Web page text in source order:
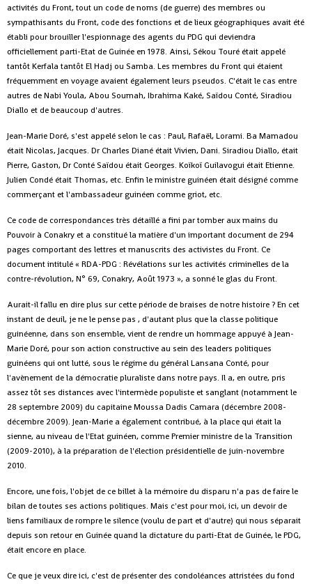
activités du Front, tout un code de noms (de guerre) des membres ou
sympathisants du Front, code des fonctions et de lieux géographiques avait été
établi pour brouiller l'espionnage des agents du PDG qui deviendra
officiellement parti-Etat de Guinée en 1978. Ainsi, Sékou Touré était appelé
tantôt Kerfala tantôt El Hadj ou Samba. Les membres du Front qui étaient
fréquemment en voyage avaient également leurs pseudos. C'était le cas entre
autres de Nabi Youla, Abou Soumah, Ibrahima Kaké, Saïdou Conté, Siradiou
Diallo et de beaucoup d'autres.
Jean-Marie Doré, s'est appelé selon le cas : Paul, Rafaël, Lorami. Ba Mamadou
était Nicolas, Jacques. Dr Charles Diané était Vivien, Dani. Siradiou Diallo, était
Pierre, Gaston, Dr Conté Saïdou était Georges. Koïkoï Guilavogui était Etienne.
Julien Condé était Thomas, etc. Enfin le ministre guinéen était désigné comme
commerçant et l'ambassadeur guinéen comme griot, etc.
Ce code de correspondances très détaillé a fini par tomber aux mains du
Pouvoir à Conakry et a constitué la matière d'un important document de 294
pages comportant des lettres et manuscrits des activistes du Front. Ce
document intitulé « RDA-PDG : Révélations sur les activités criminelles de la
contre-révolution, N° 69, Conakry, Août 1973 », a sonné le glas du Front.
Aurait-il fallu en dire plus sur cette période de braises de notre histoire ? En cet
instant de deuil, je ne le pense pas , d'autant plus que la classe politique
guinéenne, dans son ensemble, vient de rendre un hommage appuyé à Jean-
Marie Doré, pour son action constructive au sein des leaders politiques
guinéens qui ont lutté, sous le régime du général Lansana Conté, pour
l'avènement de la démocratie pluraliste dans notre pays. Il a, en outre, pris
assez tôt ses distances avec l'intermède populiste et sanglant (notamment le
28 septembre 2009) du capitaine Moussa Dadis Camara (décembre 2008-
décembre 2009). Jean-Marie a également contribué, à la place qui était la
sienne, au niveau de l'Etat guinéen, comme Premier ministre de la Transition
(2009-2010), à la préparation de l'élection présidentielle de juin-novembre
2010.
Encore, une fois, l'objet de ce billet à la mémoire du disparu n'a pas de faire le
bilan de toutes ses actions politiques. Mais c'est pour moi, ici, un devoir de
liens familiaux de rompre le silence (voulu de part et d'autre) qui nous séparait
depuis son retour en Guinée quand la dictature du parti-Etat de Guinée, le PDG,
était encore en place.
Ce que je veux dire ici, c'est de présenter des condoléances attristées du fond